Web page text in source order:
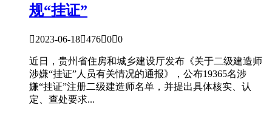
规“挂证”
2023-06-1847600
近日，贵州省住房和城乡建设厅发布《关于二级建造师
涉嫌“挂证”人员有关情况的通报》，公布19365名涉
嫌“挂证”注册二级建造师名单，并提出具体核实、认
定、查处要求...